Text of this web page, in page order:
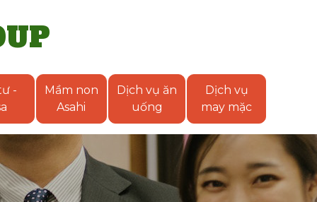
-
Mầm non
Asahi
Dịch vụ ăn
uống
Dịch vụ
may mặc